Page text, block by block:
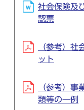
社会保険及
認票
（参考）社
ット
（参考）事
類等の一例